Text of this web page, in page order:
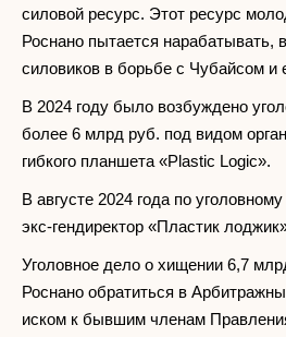
силовой ресурс. Этот ресурс
Роснано пытается нарабатывать,
силовиков в борьбе с Чубайсом и
В 2024 году было возбуждено
более 6 млрд руб. под видом
гибкого планшета «Plastic Logic».
В августе 2024 года по
экс-гендиректор «Пластик
Уголовное дело о хищении 6,7
Роснано обратиться в
иском к бывшим членам